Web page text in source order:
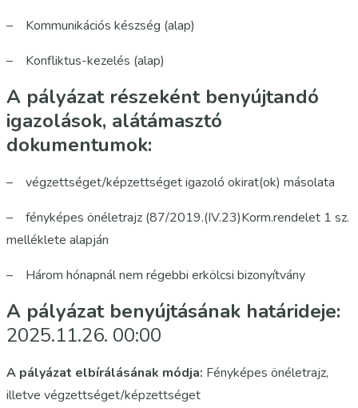
– Kommunikációs készség (alap)
– Konfliktus-kezelés (alap)
A pályázat részeként benyújtandó
igazolások, alátámasztó
dokumentumok:
– végzettséget/képzettséget igazoló okirat(ok) másolata
– fényképes önéletrajz (87/2019.(IV.23)Korm.rendelet 1 sz.
melléklete alapján
– Három hónapnál nem régebbi erkölcsi bizonyítvány
A pályázat benyújtásának határideje:
2025.11.26. 00:00
A pályázat elbírálásának módja: Fényképes önéletrajz,
illetve végzettséget/képzettséget